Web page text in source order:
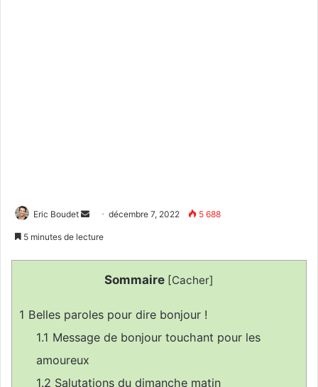
Eric Boudet
Envoyerdécembre 7, 2022 5 688
5 minutes de lecture
Sommaire [Cacher]
1 Belles paroles pour dire bonjour !
1.1 Message de bonjour touchant pour les
amoureux
1.2 Salutations du dimanche matin